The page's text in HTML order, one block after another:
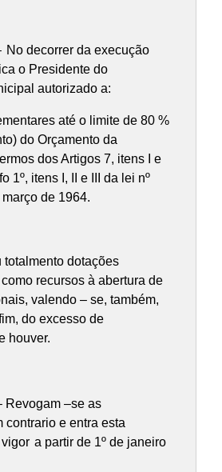
No decorrer da execução
o Presidente do
autorizado a:
até o limite de 80 %
do Orçamento da
dos Artigos 7, itens I e
1º, itens I, II e III da lei nº
de 1964.
totalmento dotações
recursos à abertura de
valendo – se, também,
do excesso de
houver.
Revogam –se as
contrario e entra esta
a partir de 1º de janeiro